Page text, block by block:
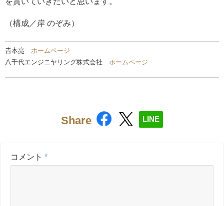
（構成／岸 のぞみ）
𠮷本亮 ホームページ
八千代エンジニヤリング株式会社 ホームページ
Share LINE
コメント *